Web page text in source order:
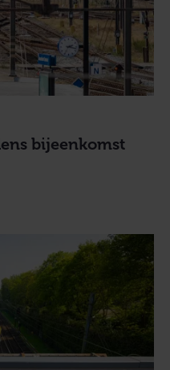
bijeenkomst